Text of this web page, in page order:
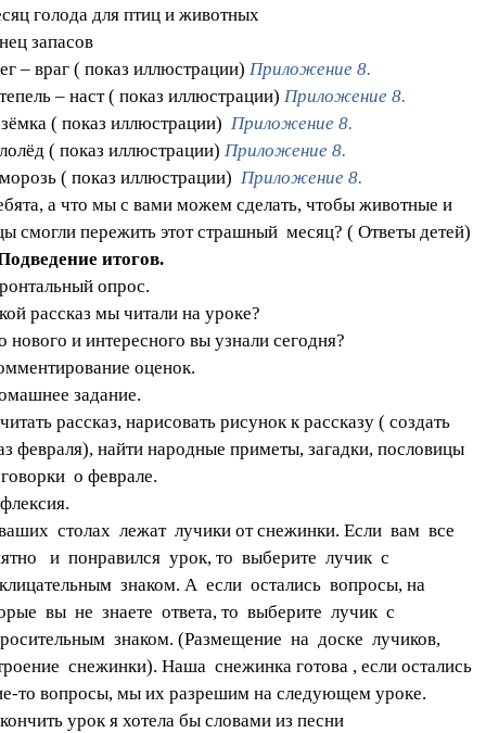
голода для птиц и животных
запасов
– враг ( показ иллюстрации)Приложение 8.
– наст ( показ иллюстрации) Приложение 8.
( показ иллюстрации) Приложение 8.
( показ иллюстрации)Приложение 8.
( показ иллюстрации)Приложение 8.
а что мы с вами можем сделать, чтобы животные и
смогли пережить этот страшный месяц? ( Ответы детей)
итогов.
опрос.
рассказ мы читали на уроке?
нового и интересного вы узнали сегодня?
оценок.
задание.
рассказ, нарисовать рисунок к рассказу ( создать
февраля), найти народные приметы, загадки, пословицы
о феврале.
столах лежат лучики от снежинки. Если вам все
и понравился урок, то выберите лучик с
знаком. А если остались вопросы, на
вы не знаете ответа, то выберите лучик с
знаком. (Размещение на доске лучиков,
снежинки). Наша снежинка готова , если остались
то вопросы, мы их разрешим на следующем уроке.
урок я хотела бы словами из песни